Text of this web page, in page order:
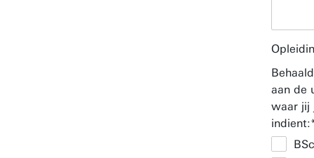
aan de
waar jij
indient: